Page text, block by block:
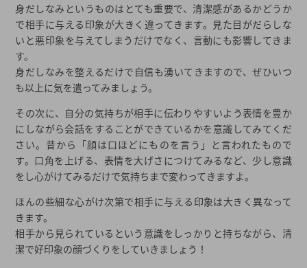
身だしなみというものはとても重要で、清潔感があるかどうか
で相手に与える印象が大きく違ってきます。見た目がだらしな
いと悪印象を与えてしまうだけでなく、言動にも影響してきま
す。
身だしなみを整えるだけで自信も湧いてきますので、ぜひいつ
も以上に気を遣ってみましょう。
その次に、自分の気持ちが相手に伝わりやすいよう表情を豊か
にしながら会話をすることができているかを意識してみてくだ
さい。昔から「顔は口ほどにものを言う」と言われたもので
す。口角を上げる、表情を大げさにつけてみるなど、少し意識
をし心がけてみるだけで気持ちまで変わってきますよ。
ほんの些細な心がけ次第で相手に与える印象は大きく異なって
きます。
相手から見られているという意識をしっかりと持ちながら、清
潔で好印象の顔づくりをしていきましょう！